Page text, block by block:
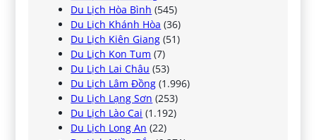
Du Lịch Hòa Bình (545)
Du Lịch Khánh Hòa (36)
Du Lịch Kiên Giang (51)
Du Lịch Kon Tum (7)
Du Lịch Lai Châu (53)
Du Lịch Lâm Đồng (1.996)
Du Lịch Lạng Sơn (253)
Du Lịch Lào Cai (1.192)
Du Lịch Long An (22)